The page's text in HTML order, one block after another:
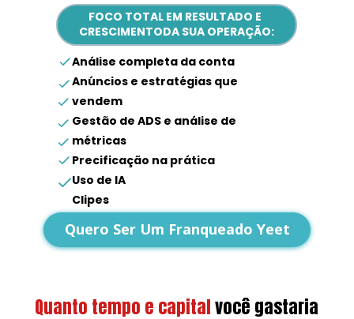
FOCO TOTAL EM RESULTADO E
CRESCIMENTODA SUA OPERAÇÃO:
Análise completa da conta
Anúncios e estratégias que
vendem
Gestão de ADS e análise de
métricas
Precificação na prática
Uso de IA
Clipes
Quero Ser Um Franqueado Yeet
Quanto tempo e capitalvocê gastaria